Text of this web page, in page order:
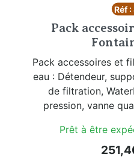
Réf
Pack
Pack accessoires et
eau : Détendeur,
de filtration,
pression, vanne
Prêt à être
Prix